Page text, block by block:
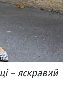
– яскравий